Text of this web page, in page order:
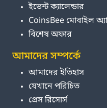
ইভেন্ট ক্যালেন্ডার
CoinsBee মোবাইল
বিশেষ অফার
আমাদের সম্পর্কে
আমাদের ইতিহাস
যেখানে পরিচিত
প্রেস রিসোর্স